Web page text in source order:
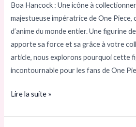
Boa Hancock : Une icône à
majestueuse impératrice de One Piece,
d’anime du monde entier. Une figurine
apporte sa force et sa grâce à votre
article, nous explorons pourquoi cette
incontournable pour les fans de One
figurines
de
collection
One
Piece
Lire la suite »